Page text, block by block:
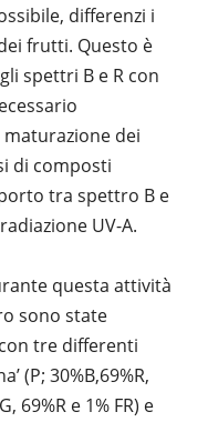
differenzi i
frutti. Questo è
spettri B e R con
dei
di composti
tra spettro B e
UV-A.
questa attività
sono state
tre differenti
(P; 30%B,69%R,
69%R e 1% FR) e